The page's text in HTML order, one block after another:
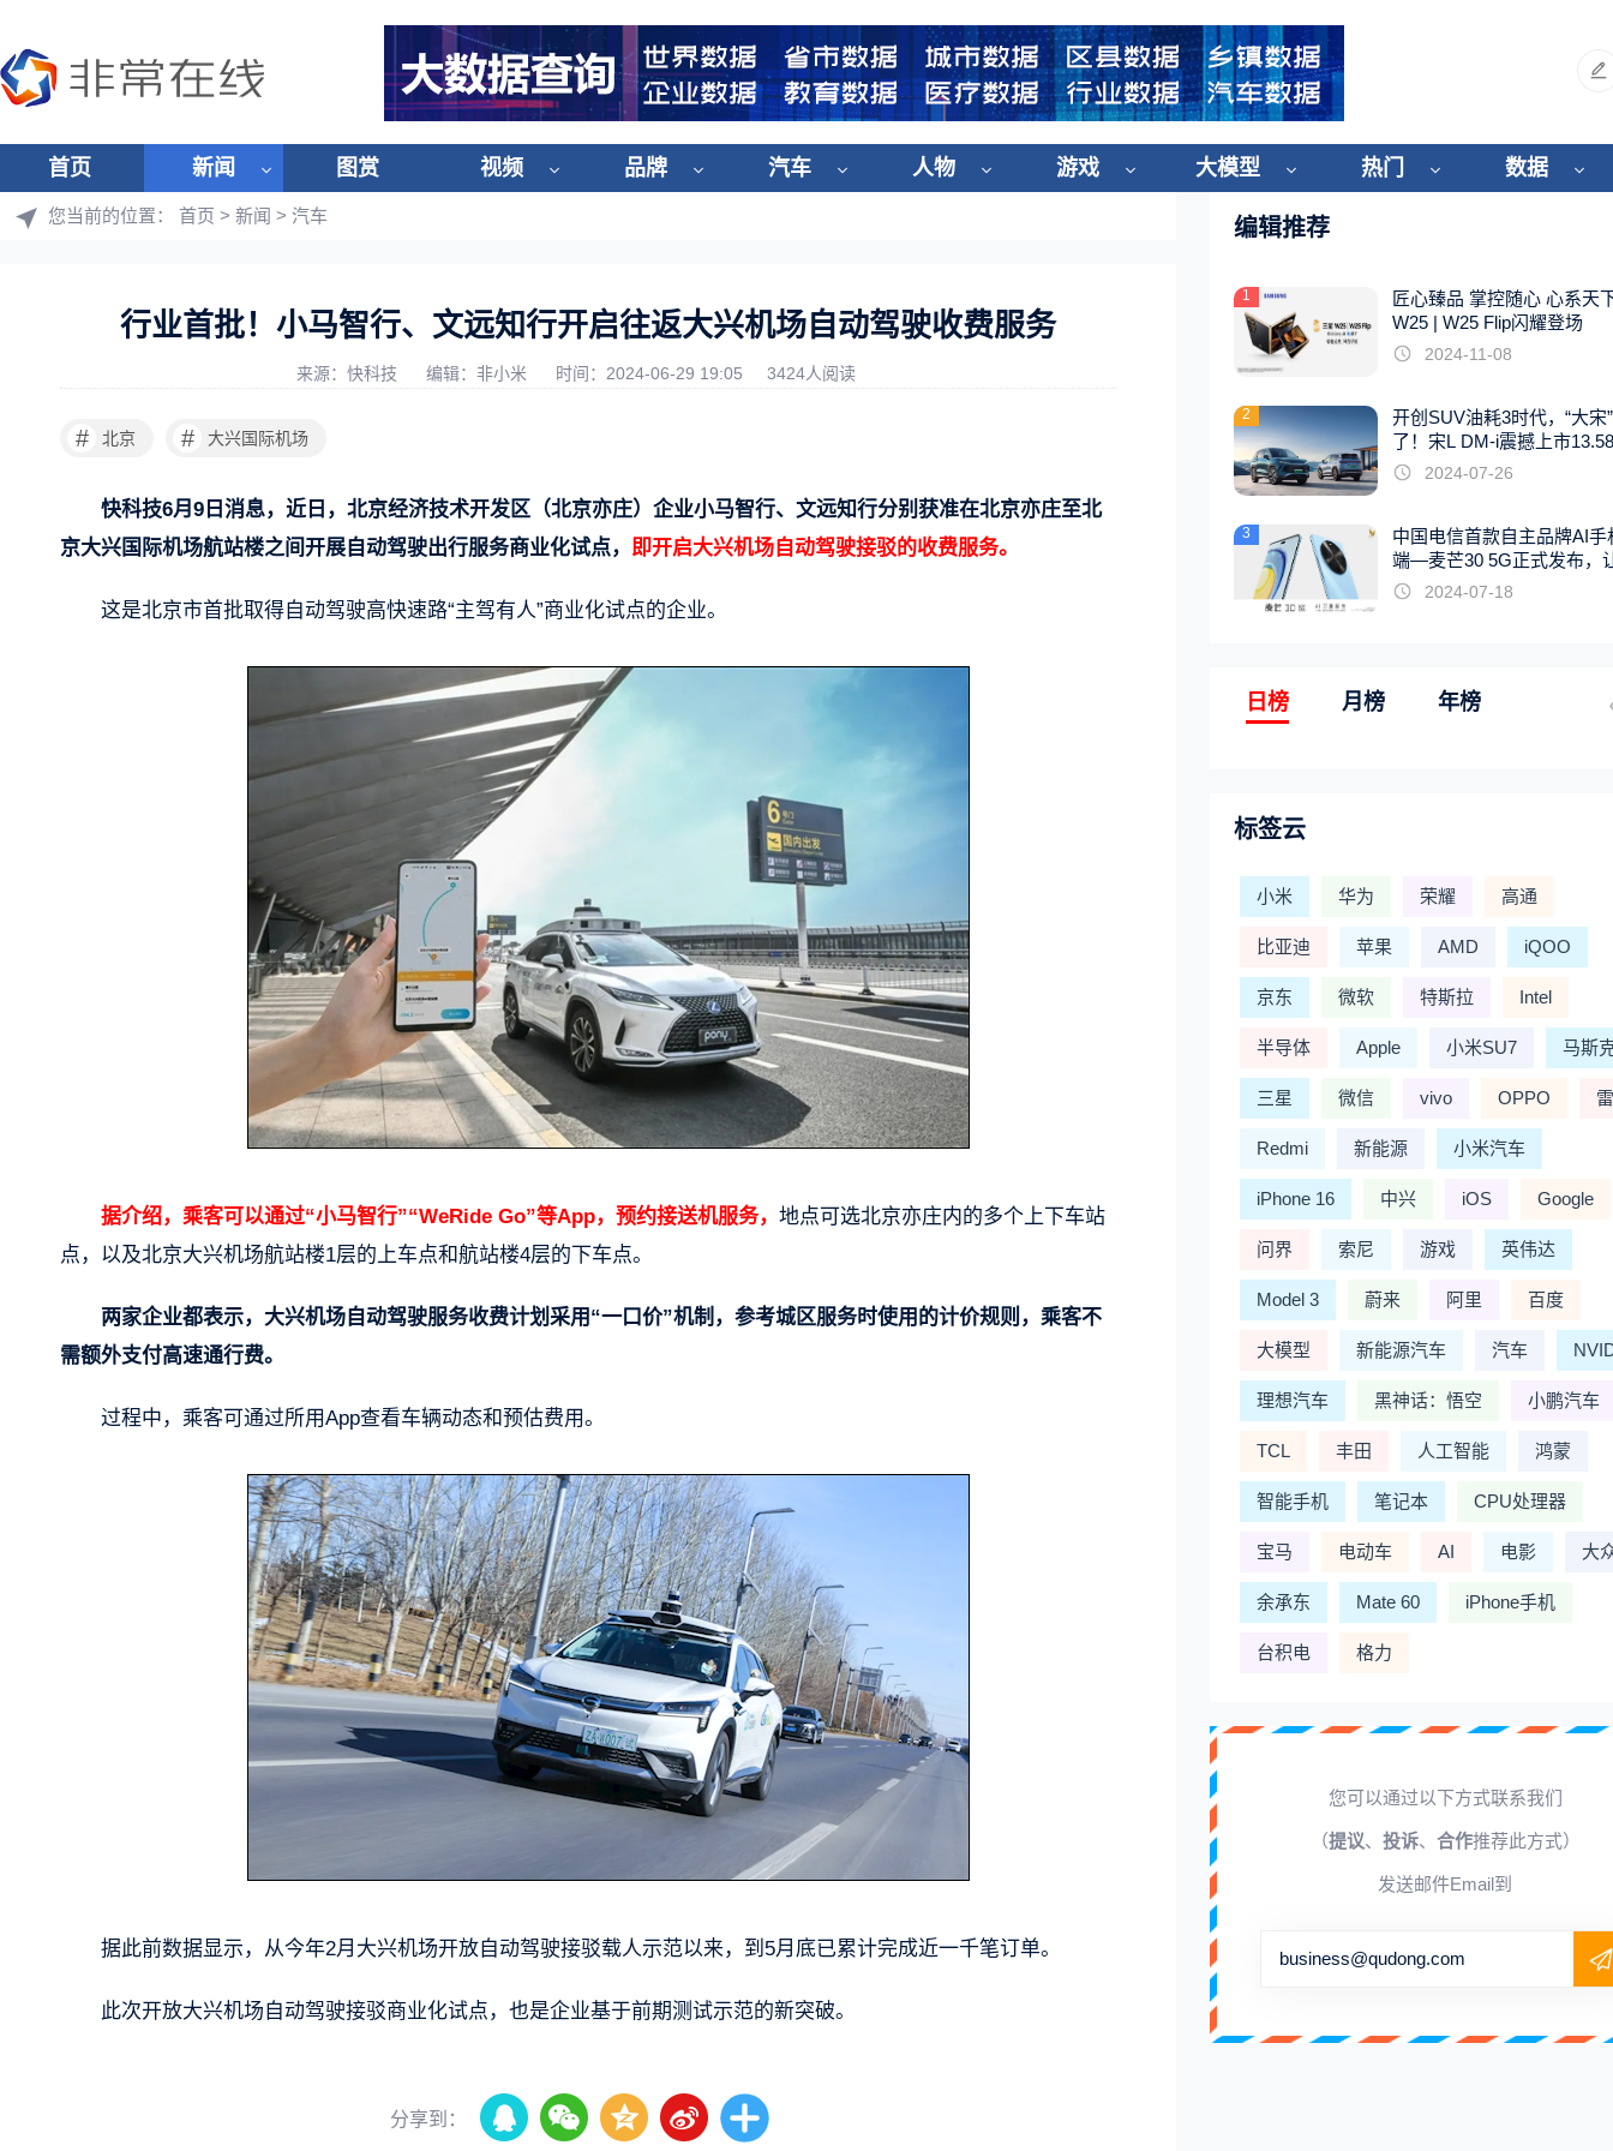
首页 新闻 图赏 视频 品牌 汽车 人物 游戏 大模型 热门 数据
您当前的位置： 首页 > 新闻 > 汽车
行业首批！小马智行、文远知行开启往返大兴机场自动驾驶收费服务
来源：快科技 编辑：非小米 时间：2024-06-29 19:05 3424人阅读
# 北京 # 大兴国际机场
快科技6月9日消息，近日，北京经济技术开发区（北京亦庄）企业小马智行、文远知行分别获准在北京亦庄至北
京大兴国际机场航站楼之间开展自动驾驶出行服务商业化试点， 即开启大兴机场自动驾驶接驳的收费服务。
这是北京市首批取得自动驾驶高快速路“主驾有人”商业化试点的企业。
据介绍，乘客可以通过“小马智行”“WeRide Go”等App，预约接送机服务， 地点可选北京亦庄内的多个上下车站
点，以及北京大兴机场航站楼1层的上车点和航站楼4层的下车点。
两家企业都表示，大兴机场自动驾驶服务收费计划采用“一口价”机制，参考城区服务时使用的计价规则，乘客不
需额外支付高速通行费。
过程中，乘客可通过所用App查看车辆动态和预估费用。
据此前数据显示，从今年2月大兴机场开放自动驾驶接驳载人示范以来，到5月底已累计完成近一千笔订单。
此次开放大兴机场自动驾驶接驳商业化试点，也是企业基于前期测试示范的新突破。
分享到：
编辑推荐
1
匠心臻品 掌控随心 心系天
W25 | W25 Flip闪耀登场
2024-11-08
2
开创SUV油耗3时代，“大宋
了！宋L DM-i震撼上市
起
2024-07-26
3
中国电信首款自主品牌AI手
端—麦芒30 5G正式发布，
触手可及2024-07-18
日榜 月榜 年榜
标签云
小米 华为 荣耀 高通
比亚迪 苹果 AMD iQOO
京东 微软 特斯拉 Intel
半导体 Apple 小米SU7 马斯
三星 微信 vivo OPPO
Redmi 新能源 小米汽车
iPhone 16 中兴 iOS Google
问界 索尼 游戏 英伟达
Model 3 蔚来 阿里 百度
大模型 新能源汽车 汽车
理想汽车 黑神话：悟空 小鹏汽车
TCL 丰田 人工智能 鸿蒙
智能手机 笔记本 CPU处理器
宝马 电动车 AI 电影 大
余承东 Mate 60 iPhone手机
台积电 格力
您可以通过以下方式联系我们
（提议、 投诉、 合作推荐此方式）
发送邮件Email到
business@qudong.com